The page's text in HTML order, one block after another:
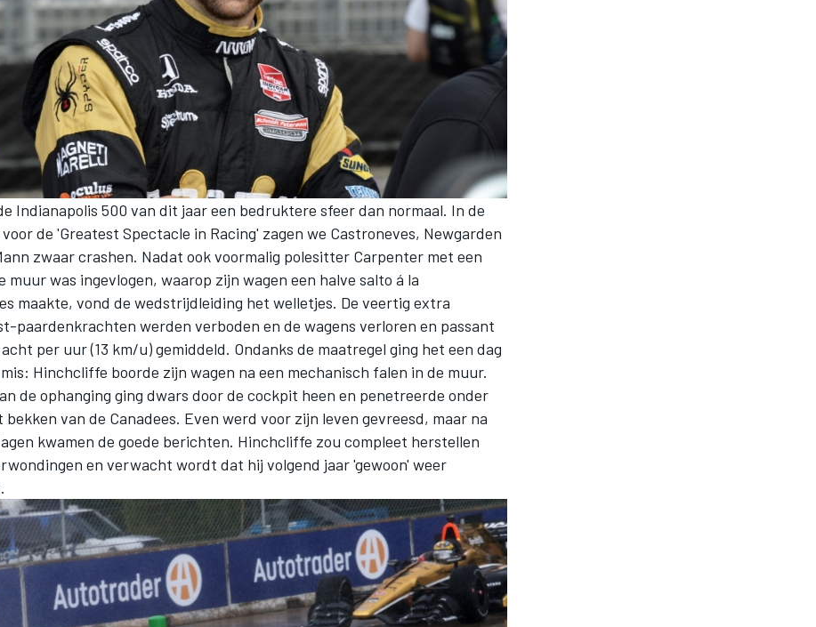
Indianapolis 500 van dit jaar een bedruktere sfeer dan normaal. In de
de 'Greatest Spectacle in Racing' zagen we Castroneves, Newgarden
zwaar crashen. Nadat ook voormalig polesitter Carpenter met een
muur was ingevlogen, waarop zijn wagen een halve salto á la
maakte, vond de wedstrijdleiding het welletjes. De veertig extra
paardenkrachten werden verboden en de wagens verloren en passant
per uur (13 km/u) gemiddeld. Ondanks de maatregel ging het een dag
Hinchcliffe boorde zijn wagen na een mechanisch falen in de muur.
de ophanging ging dwars door de cockpit heen en penetreerde onder
bekken van de Canadees. Even werd voor zijn leven gevreesd, maar na
kwamen de goede berichten. Hinchcliffe zou compleet herstellen
en verwacht wordt dat hij volgend jaar 'gewoon' weer